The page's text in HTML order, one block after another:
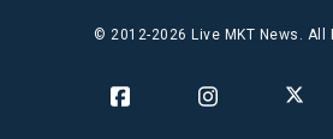
© 2012-2026 Live MKT News. All